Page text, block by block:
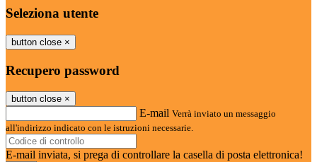
Seleziona utente
button close ×
Recupero password
button close ×
E-mail Verrà inviato un messaggio
all'indirizzo indicato con le istruzioni necessarie.
E-mail inviata, si prega di controllare la casella di posta elettronica!